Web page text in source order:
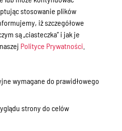
stosowanie plików
iż szczegółowe
są „ciasteczka” i jak je
Polityce Prywatności
wymagane do prawidłowego
strony do celów